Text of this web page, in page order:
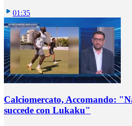
01:35
Calciomercato, Accomando:
succede con Lukaku"